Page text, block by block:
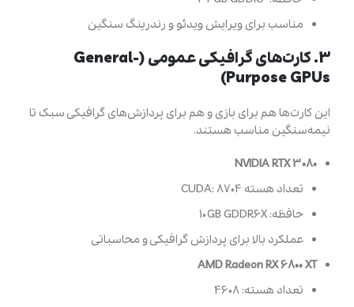
مناسب برای ویرایش ویدئو و رندرینگ سنگین
3. کارت‌های گرافیکی عمومی (General-
Purpose GPUs)
این کارت‌ها هم برای بازی و هم برای پردازش‌های گرافیکی سبک تا
نیمه‌سنگین مناسب هستند.
NVIDIA RTX 3080
تعداد هسته CUDA: 8704
حافظه: 10GB GDDR6X
عملکرد بالا برای پردازش گرافیکی و محاسباتی
AMD Radeon RX 6800 XT
تعداد هسته: 4608